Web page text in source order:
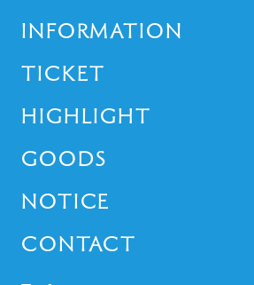
INFORMATION
TICKET
HIGHLIGHT
GOODS
NOTICE
CONTACT